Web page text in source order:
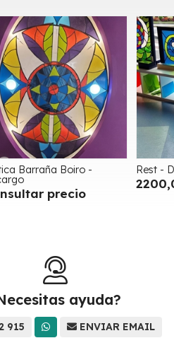
Barraña Boiro -
precio
Rest -
ayuda?
915 ENVIAR EMAIL